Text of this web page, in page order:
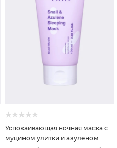
Успокаивающая ночная маска с
муцином улитки и азуленом